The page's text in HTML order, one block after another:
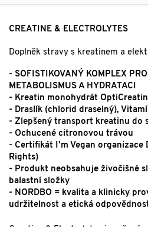
CREATINE & ELECTROLYTES
Doplněk stravy s kreatinem a
- SOFISTIKOVANÝ KOMPLEX
METABOLISMUS A HYDRATACI
- Kreatin monohydrát
- Draslík (chlorid draselný),
- Zlepšený transport kreatinu do
- Ochucené citronovou trávou
- Certifikát I'm Vegan organizace
Rights)
- Produkt neobsahuje živočišné
balastní složky
- NORDBO = kvalita a klinicky
udržitelnost a etická